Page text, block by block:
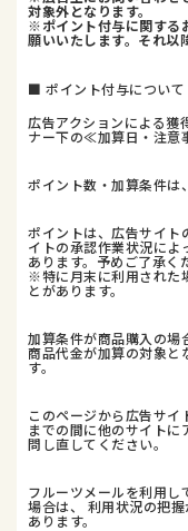
対象外となります。
※ポイント付与に関する
願いいたします。それ以
■ ポイント付与について
広告アクションによる獲
ナー下の≪加算日・注意
ポイント数・加算条件は
ポイントは、広告サイト
イトの承認作業状況によ
あります。予めご了承く
※特に月末に利用された
とがあります。
加算条件が商品購入の場
商品代金が加算の対象
す。
このページから広告サイ
までの間に他のサイト
問し直してください。
フルーツメールを利用し
場合は、 利用状況の把
あります。